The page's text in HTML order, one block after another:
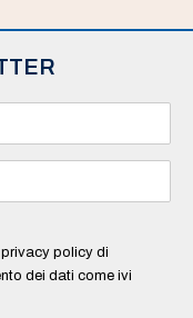
policy di
dei dati come ivi